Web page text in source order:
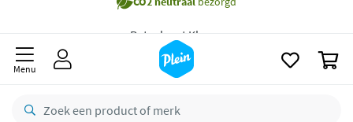
Gratisbezorging vanaf 35,- *
besteld,
Gratisretourneren
Menu